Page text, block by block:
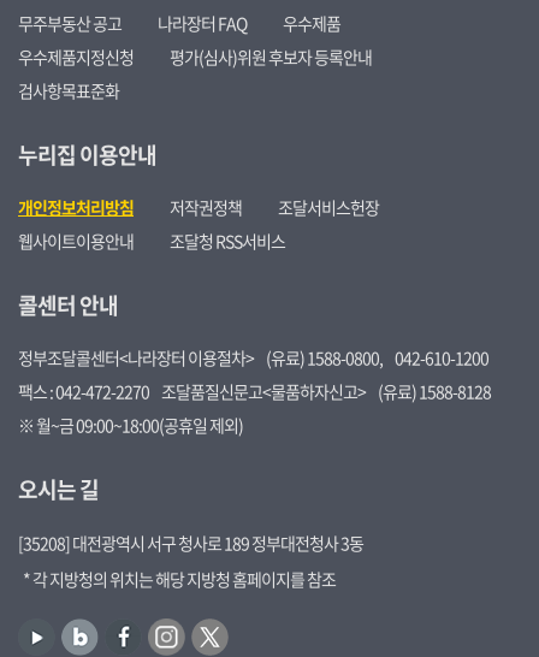
무주부동산 공고 나라장터 FAQ
우수제품
우수제품지정신청
평가(심사)위원 후보자 등록안내
검사항목표준화
누리집 이용안내
개인정보처리방침 저작권정책
조달서비스헌장
웹사이트이용안내
조달청 RSS서비스
콜센터 안내
정부조달콜센터<나라장터 이용절차> (유료) 1588-0800, 042-610-1200
팩스 : 042-472-2270 조달품질신문고<물품하자신고> (유료) 1588-8128
※ 월~금 09:00~18:00(공휴일 제외)
오시는 길
[35208] 대전광역시 서구 청사로 189 정부대전청사 3동
* 각 지방청의 위치는 해당 지방청 홈페이지를 참조
블
인
트